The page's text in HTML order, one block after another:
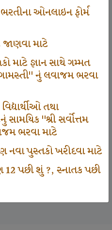
ભરતીના ઓનલાઇન ફોર્મ
જાણવા માટે
માટે જ્ઞાન સાથે ગમ્મત
નું લવાજમ ભરવા
તથા
"શ્રી સર્વોત્તમ
ભરવા માટે
નવા પુસ્તકો ખરીદવા માટે
પછી શું ?, સ્નાતક પછી
In GKIQ